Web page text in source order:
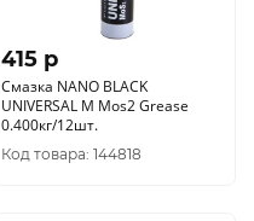
415 p
Смазка NANO BLACK
UNIVERSAL M Mos2 Grease
0.400кг/12шт.
Код товара: 144818